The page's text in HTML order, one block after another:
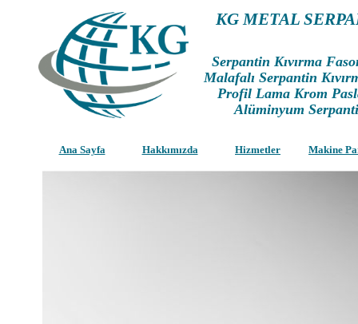
KG METAL
Serpantin Kıvırma
Malafalı Serpantin
Profil Lama Krom
Alüminyum
Ana Sayfa Hakkımızda Hizmetler Makine